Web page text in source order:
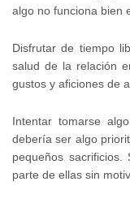
algo no funciona bien
Disfrutar de tiempo
salud de la relación
gustos y aficiones de
Intentar tomarse
debería ser algo
pequeños
parte de ellas sin